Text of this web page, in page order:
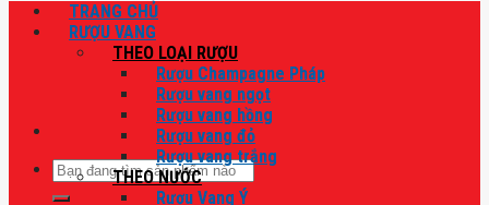
Tìm
kiếm:
TRANG CHỦ
RƯỢU VANG
THEO LOẠI RƯỢU
Rượu Champagne Pháp
Rượu vang ngọt
Rượu vang hồng
Rượu vang đỏ
Rượu vang trắng
THEO NƯỚC
Rượu Vang Ý